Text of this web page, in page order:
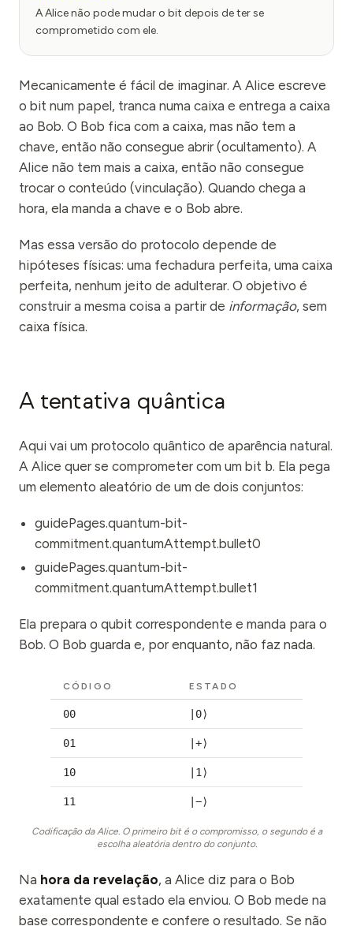
A Alice não pode mudar o bit depois de ter se
comprometido com ele.
Mecanicamente é fácil de imaginar. A Alice escreve
o bit num papel, tranca numa caixa e entrega a caixa
ao Bob. O Bob fica com a caixa, mas não tem a
chave, então não consegue abrir (ocultamento). A
Alice não tem mais a caixa, então não consegue
trocar o conteúdo (vinculação). Quando chega a
hora, ela manda a chave e o Bob abre.
Mas essa versão do protocolo depende de
hipóteses físicas: uma fechadura perfeita, uma caixa
perfeita, nenhum jeito de adulterar. O objetivo é
construir a mesma coisa a partir de informação, sem
caixa física.
A tentativa quântica
Aqui vai um protocolo quântico de aparência natural.
A Alice quer se comprometer com um bit b. Ela pega
um elemento aleatório de um de dois conjuntos:
guidePages.quantum-bit-
commitment.quantumAttempt.bullet0
guidePages.quantum-bit-
commitment.quantumAttempt.bullet1
Ela prepara o qubit correspondente e manda para o
Bob. O Bob guarda e, por enquanto, não faz nada.
CÓDIGO ESTADO
00 |0⟩
01 |+⟩
10 |1⟩
11 |−⟩
Codificação da Alice. O primeiro bit é o compromisso, o segundo é a
escolha aleatória dentro do conjunto.
Na hora da revelação, a Alice diz para o Bob
exatamente qual estado ela enviou. O Bob mede na
base correspondente e confere o resultado. Se não